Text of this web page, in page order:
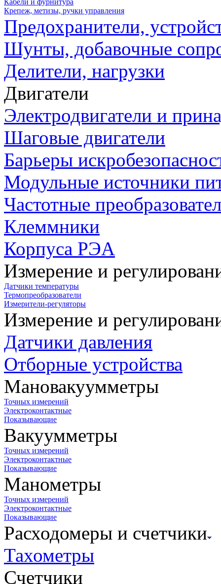
Крепеж, метизы, ручки управления
Предохранители,
Шунты, добавочные
Делители, нагрузки
Двигатели
Электродвигатели и
Шаговые двигатели
Барьеры
Модульные источники
Частотные
Клеммники
Корпуса РЭА
Измерение и
Датчики температуры
Термопреобразователи
Измерители-регуляторы
Измерение и
Датчики давления
Отборные устройства
Мановакуумметры
Точных измерений
Электроконтактные
Показывающие
Вакуумметры
Точных измерений
Электроконтактные
Показывающие
Манометры
Точных измерений
Электроконтактные
Показывающие
Расходомеры и счетчики
Тахометры
Счетчики